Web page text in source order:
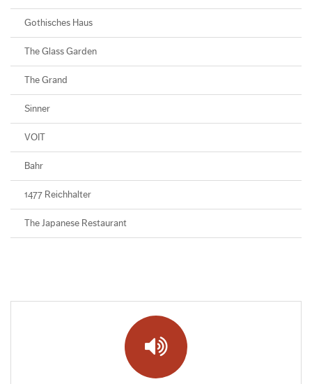
Gothisches Haus
The Glass Garden
The Grand
Sinner
VOIT
Bahr
1477 Reichhalter
The Japanese Restaurant